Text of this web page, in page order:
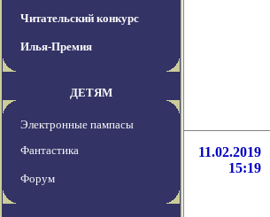
Читательский конкурс
Илья-Премия
ДЕТЯМ
Электронные пампасы
Фантастика
Форум
11.02.2019
15:19